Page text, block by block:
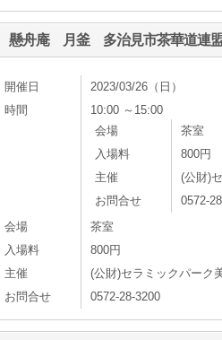
懸舟庵 月釜 多治見市茶華道連
開催日
2023/03/26（日）
時間
10:00 ～15:00
会場
茶室
入場料
800円
主催
(公財)
お問合せ
0572-
会場
茶室
入場料
800円
主催
(公財)セラミックパーク
お問合せ
0572-28-3200